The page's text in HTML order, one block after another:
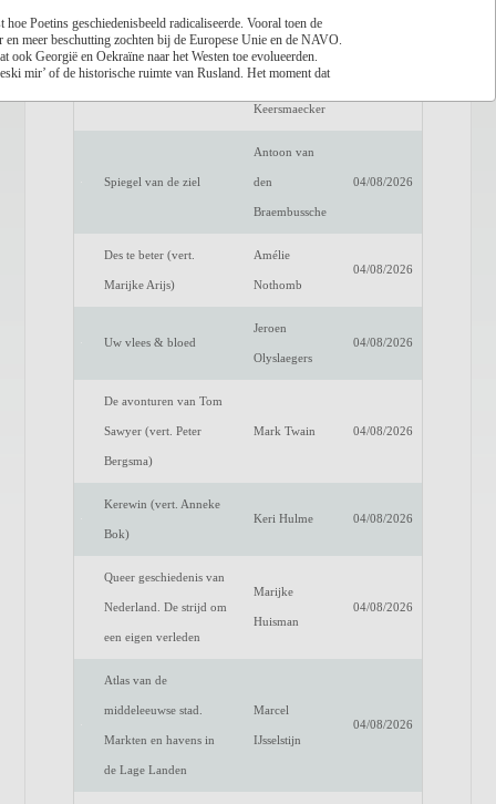
anderen Barnard
Luc de
Keersmaecker
Spiegel van de ziel
Antoon van
den
Braembussche
04/08/2026
Des te beter (vert.
Marijke Arijs)
Amélie
Nothomb
04/08/2026
Uw vlees & bloed
Jeroen
Olyslaegers
04/08/2026
De avonturen van Tom
Sawyer (vert. Peter
Bergsma)
Mark Twain 04/08/2026
Kerewin (vert. Anneke
Bok)
Keri Hulme 04/08/2026
Queer geschiedenis van
Nederland. De strijd om
een eigen verleden
Marijke
Huisman
04/08/2026
Atlas van de
middeleeuwse stad.
Markten en havens in
de Lage Landen
Marcel
IJsselstijn
04/08/2026
Poetins geschiedenisbeeld radicaliseerde. Vooral toen de
en meer beschutting zochten bij de Europese Unie en de NAVO.
Georgië en Oekraïne naar het Westen toe evolueerden.
mir’ of de historische ruimte van Rusland. Het moment dat
(orthodoxie, autocratie en nationalisme) wierp hij Rusland
van dam. Ondanks de zware verliezen van het Russische
onderzoek gebaseerd en actueel boek, dat inzicht biedt
Poetins beleid. Wel wordt enige voorkennis van de lezer